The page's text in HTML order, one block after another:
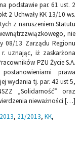
podstawie par. 61 ust. 2
2 Uchwały KK 13/10 ws.
z naruszeniem Statutu
nie
08/13 Zarządu Regionu
uznając, iż zaskarżona
PZU Życie S.A.
prawa
wydania tj. par. 42 ust 5,
„Solidarność” oraz
nieważności […]
2013, 21/2013, KK,